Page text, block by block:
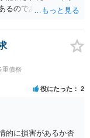
るのであればメール
ば調査することは可
弁護士費用が自由化
あくまで目安となり
万円の高い方、
。法律事務所によ
す。 勝訴の見込みや
宜しければ、個別に
重債務
役にたった 2
的に損害があるか否